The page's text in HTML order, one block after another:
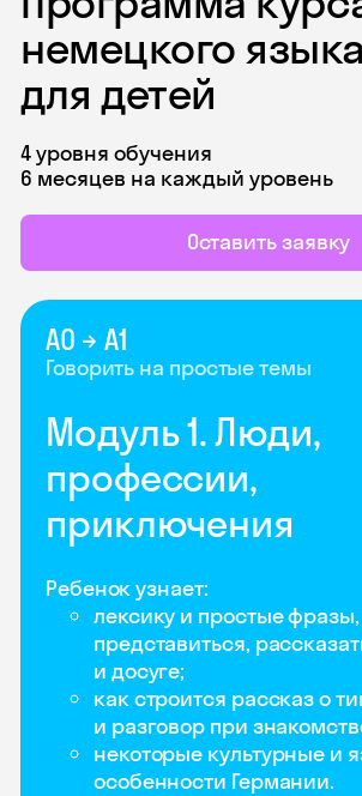
немецкого языка
для детей
4 уровня обучения
6 месяцев на каждый уровень
Оставить заявку
А0 → А1
Говорить на простые темы
Модуль 1. Люди,
профессии,
приключения
Ребенок узнает:
лексику и простые
представиться,
и досуге;
как строится рассказ о
и разговор при
некоторые культурные и
особенности Германии.